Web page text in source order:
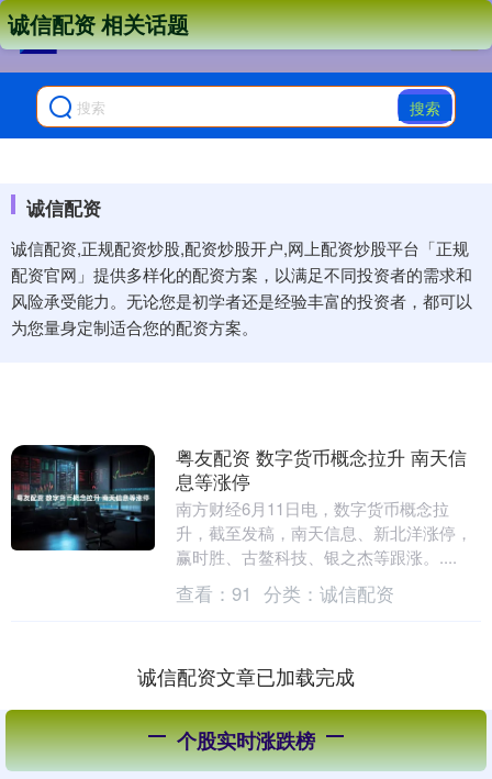
搜索
诚信配资
诚信配资,正规配资炒股,配资炒股开户,网上配资炒股平台「正规
配资官网」提供多样化的配资方案，以满足不同投资者的需求和
风险承受能力。无论您是初学者还是经验丰富的投资者，都可以
为您量身定制适合您的配资方案。
诚信配资 相关话题
粤友配资 数字货币概念拉升 南天信
息等涨停
南方财经6月11日电，数字货币概念拉
升，截至发稿，南天信息、新北洋涨停，
赢时胜、古鳌科技、银之杰等跟涨。....
查看： 91 分类： 诚信配资
诚信配资文章已加载完成
个股实时涨跌榜